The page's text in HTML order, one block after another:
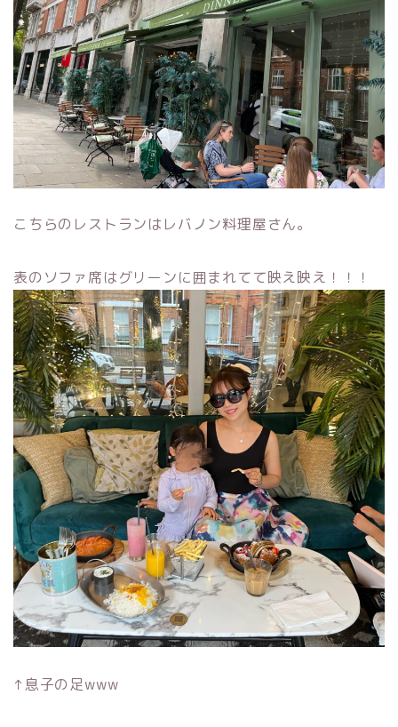
こちらのレストランはレバノン料理屋さん。
表のソファ席はグリーンに囲まれてて映え映え！！！
↑息子の足www